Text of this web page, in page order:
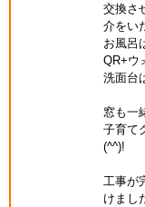
交換さ
介をい
お風呂
QR+ウ
洗面台
窓も一
子育て
(^^)!
工事が
けまし